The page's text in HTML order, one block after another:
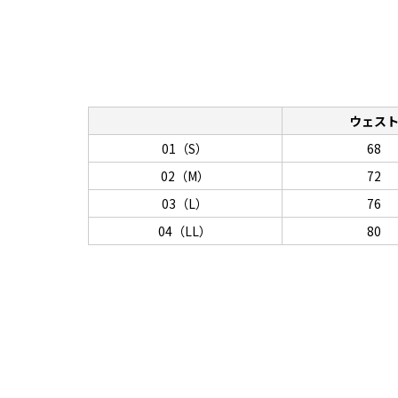
ウェスト
01（S）
68
02（M）
72
03（L）
76
04（LL）
80